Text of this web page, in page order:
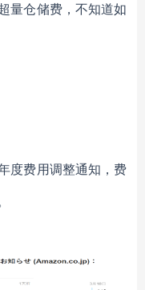
量仓储费，不知道如
度费用调整通知，费